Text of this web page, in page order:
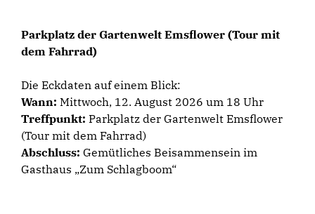
Parkplatz der Gartenwelt Emsflower (Tour mit
dem Fahrrad)
Die Eckdaten auf einem Blick:
Wann: Mittwoch, 12. August 2026 um 18 Uhr
Treffpunkt: Parkplatz der Gartenwelt Emsflower
(Tour mit dem Fahrrad)
Abschluss: Gemütliches Beisammensein im
Gasthaus „Zum Schlagboom“